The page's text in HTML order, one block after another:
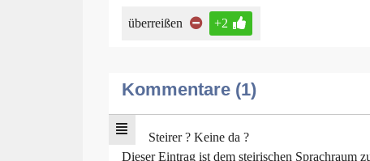
überreißen +2
Kommentare (1)
Steirer ? Keine da ?
Dieser Eintrag ist dem steirischen Sprachraum